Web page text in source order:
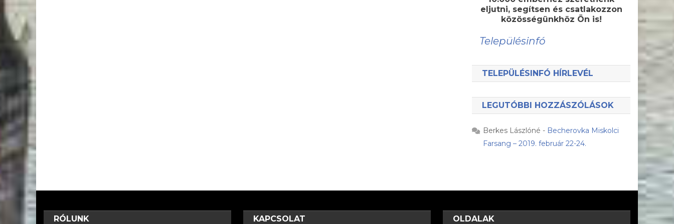
eljutni, segítsen és csatlakozzon
közösségünkhöz Ön is!
Településinfó
TELEPÜLÉSINFÓ HÍRLEVÉL
LEGUTÓBBI HOZZÁSZÓLÁSOK
Berkes Lászlóné - Becherovka Miskolci
Farsang – 2019. február 22-24.
RÓLUNK KAPCSOLAT OLDALAK